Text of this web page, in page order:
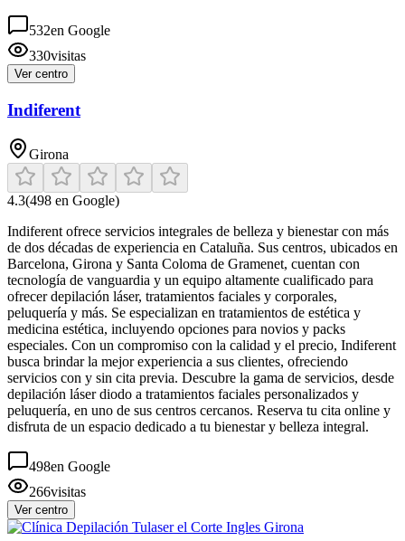
532en Google
330visitas
Ver centro
Indiferent
Girona
4.3(498 en Google)
Indiferent ofrece servicios integrales de belleza y bienestar con más
de dos décadas de experiencia en Cataluña. Sus centros, ubicados en
Barcelona, Girona y Santa Coloma de Gramenet, cuentan con
tecnología de vanguardia y un equipo altamente cualificado para
ofrecer depilación láser, tratamientos faciales y corporales,
peluquería y más. Se especializan en tratamientos de estética y
medicina estética, incluyendo opciones para novios y packs
especiales. Con un compromiso con la calidad y el precio, Indiferent
busca brindar la mejor experiencia a sus clientes, ofreciendo
servicios con y sin cita previa. Descubre la gama de servicios, desde
depilación láser diodo a tratamientos faciales personalizados y
peluquería, en uno de sus centros cercanos. Reserva tu cita online y
disfruta de un espacio dedicado a tu bienestar y belleza integral.
498en Google
266visitas
Ver centro